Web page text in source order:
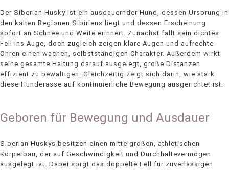
Der Siberian Husky ist ein ausdauernder Hund, dessen Ursprung in
den kalten Regionen Sibiriens liegt und dessen Erscheinung
sofort an Schnee und Weite erinnert. Zunächst fällt sein dichtes
Fell ins Auge, doch zugleich zeigen klare Augen und aufrechte
Ohren einen wachen, selbstständigen Charakter. Außerdem wirkt
seine gesamte Haltung darauf ausgelegt, große Distanzen
effizient zu bewältigen. Gleichzeitig zeigt sich darin, wie stark
diese Hunderasse auf kontinuierliche Bewegung ausgerichtet ist.
Geboren für Bewegung und Ausdauer
Siberian Huskys besitzen einen mittelgroßen, athletischen
Körperbau, der auf Geschwindigkeit und Durchhaltevermögen
ausgelegt ist. Dabei sorgt das doppelte Fell für zuverlässigen